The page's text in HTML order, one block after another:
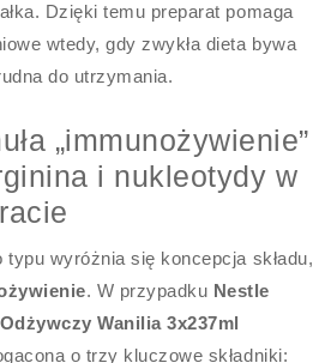
Dzięki temu preparat pomaga
wtedy, gdy zwykła dieta bywa
do utrzymania.
„immunożywienie”
i nukleotydy w
typu wyróżnia się koncepcja składu,
. W przypadku Nestle
Wanilia 3x237ml
o trzy kluczowe składniki: